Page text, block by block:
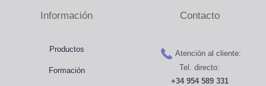
Información
Productos
Formación
Contacto
Atención al cliente:
Tel. directo:
+34 954 589 331